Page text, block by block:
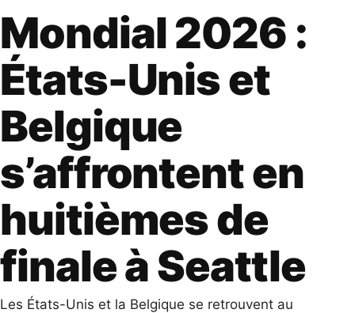
Mondial 2026 :
États-Unis et
Belgique
s’affrontent en
huitièmes de
finale à Seattle
Les États-Unis et la Belgique se retrouvent au